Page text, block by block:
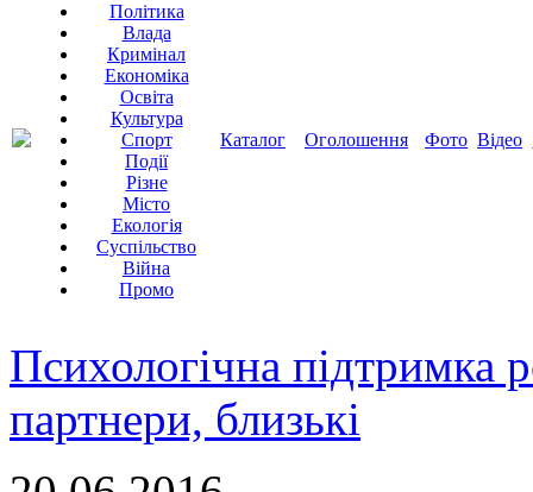
Політика
Влада
Кримінал
Економіка
Освіта
Культура
Спорт
Події
Різне
Місто
Екологія
Суспільство
Війна
Промо
Каталог Оголошення Фото Відео
Психологічна підтримка
партнери, близькі